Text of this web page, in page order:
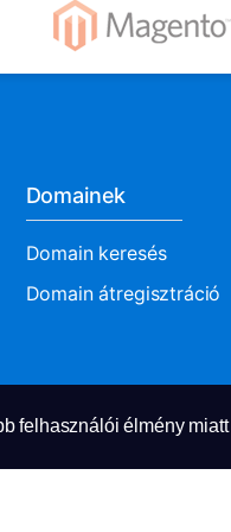
felhasználói élmény miatt
Domainek
Domain keresés
Domain átregisztráció